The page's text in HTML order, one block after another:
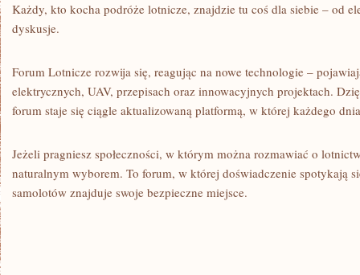
Każdy, kto kocha podróże lotnicze, znajdzie tu coś dla siebie – od
dyskusje.
Forum Lotnicze rozwija się, reagując na nowe technologie –
elektrycznych, UAV, przepisach oraz innowacyjnych projektach.
forum staje się ciągle aktualizowaną platformą, w której każdego
Jeżeli pragniesz społeczności, w którym można rozmawiać o
naturalnym wyborem. To forum, w której doświadczenie spotykają
samolotów znajduje swoje bezpieczne miejsce.